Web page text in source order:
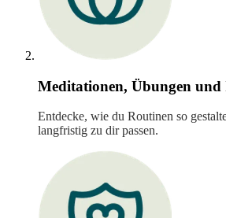
Meditationen, Übungen und
Entdecke, wie du Routinen so
langfristig zu dir passen.